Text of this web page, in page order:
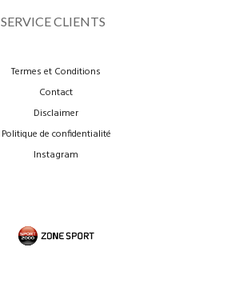
SERVICE CLIENTS
Termes et Conditions
Contact
Disclaimer
Politique de confidentialité
Instagram